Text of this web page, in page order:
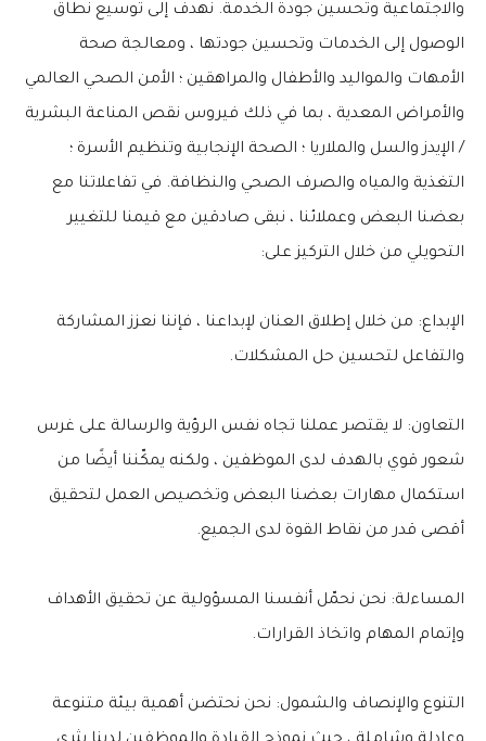
والاجتماعية وتحسين جودة الخدمة. نهدف إلى توسيع نطاق
الوصول إلى الخدمات وتحسين جودتها ، ومعالجة صحة
الأمهات والمواليد والأطفال والمراهقين ؛ الأمن الصحي العالمي
والأمراض المعدية ، بما في ذلك فيروس نقص المناعة البشرية
/ الإيدز والسل والملاريا ؛ الصحة الإنجابية وتنظيم الأسرة ؛
التغذية والمياه والصرف الصحي والنظافة. في تفاعلاتنا مع
بعضنا البعض وعملائنا ، نبقى صادقين مع قيمنا للتغيير
التحويلي من خلال التركيز على:
الإبداع: من خلال إطلاق العنان لإبداعنا ، فإننا نعزز المشاركة
والتفاعل لتحسين حل المشكلات.
التعاون: لا يقتصر عملنا تجاه نفس الرؤية والرسالة على غرس
شعور قوي بالهدف لدى الموظفين ، ولكنه يمكّننا أيضًا من
استكمال مهارات بعضنا البعض وتخصيص العمل لتحقيق
أقصى قدر من نقاط القوة لدى الجميع.
المساءلة: نحن نحمّل أنفسنا المسؤولية عن تحقيق الأهداف
وإتمام المهام واتخاذ القرارات.
التنوع والإنصاف والشمول: نحن نحتضن أهمية بيئة متنوعة